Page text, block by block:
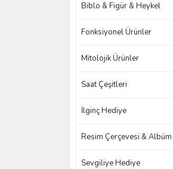
Biblo & Figür & Heykel
Fonksiyonel Ürünler
Mitolojik Ürünler
Saat Çeşitleri
İlginç Hediye
Resim Çerçevesi & Albüm
Sevgiliye Hediye